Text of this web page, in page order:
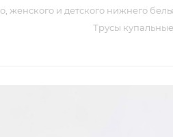
женского и детского нижнего
Трусы